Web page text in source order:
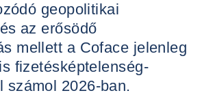
geopolitikai
az erősödő
mellett a Coface jelenleg
fizetésképtelenség-
számol 2026-ban.